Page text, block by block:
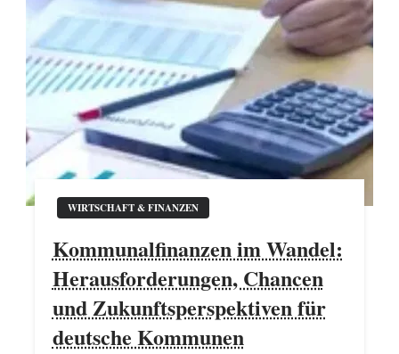
WIRTSCHAFT & FINANZEN
Kommunalfinanzen im Wandel:
Herausforderungen, Chancen
und Zukunftsperspektiven für
deutsche Kommunen